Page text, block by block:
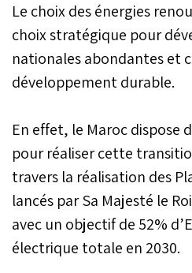
seront
Le port
Med
Benali,
Nadia
Détails.
Le choix des énergies
choix stratégique pour
nationales abondantes et
développement durable.
En effet, le Maroc dispose
pour réaliser cette
travers la réalisation des
lancés par Sa Majesté le
avec un objectif de 52%
électrique totale en 2030.